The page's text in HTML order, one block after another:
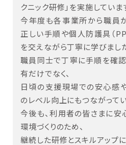
クニック研修」を実施していま
今年度も各事業所から職員
正しい手順や個人防護具（
を交えながら丁寧に学びまし
職員同士で丁寧に手順を確認
有だけでなく、
日頃の支援現場での安心感
のレベル向上にもつながってい
今後も、利用者の皆さまに安
環境づくりのため、
継続した研修とスキルアップ